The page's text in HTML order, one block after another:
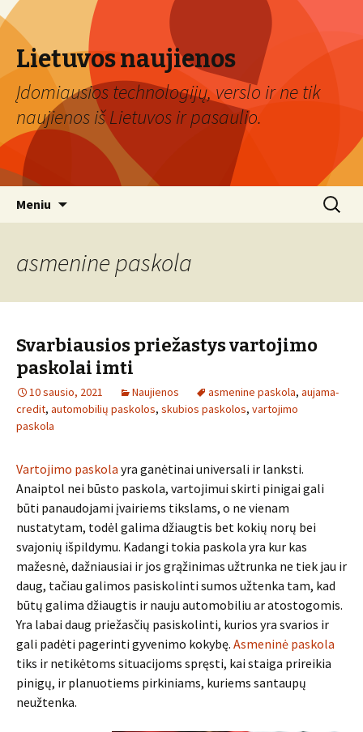
Lietuvos naujienos
Įdomiausios technologijų, verslo ir ne tik
naujienos iš Lietuvos ir pasaulio.
Meniu Ieškoti:
asmenine paskola
Svarbiausios priežastys vartojimo
paskolai imti
10 sausio, 2021 Naujienos asmenine paskola, aujama-
credit, automobilių paskolos, skubios paskolos, vartojimo
paskola
Vartojimo paskola yra ganėtinai universali ir lanksti.
Anaiptol nei būsto paskola, vartojimui skirti pinigai gali
būti panaudojami įvairiems tikslams, o ne vienam
nustatytam, todėl galima džiaugtis bet kokių norų bei
svajonių išpildymu. Kadangi tokia paskola yra kur kas
mažesnė, dažniausiai ir jos grąžinimas užtrunka ne tiek jau ir
daug, tačiau galimos pasiskolinti sumos užtenka tam, kad
būtų galima džiaugtis ir nauju automobiliu ar atostogomis.
Yra labai daug priežasčių pasiskolinti, kurios yra svarios ir
gali padėti pagerinti gyvenimo kokybę. Asmeninė paskola
tiks ir netikėtoms situacijoms spręsti, kai staiga prireikia
pinigų, ir planuotiems pirkiniams, kuriems santaupų
neužtenka.